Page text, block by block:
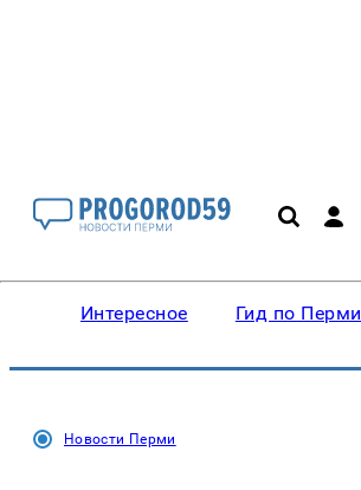
Интересное Гид по Перми
Новости Перми